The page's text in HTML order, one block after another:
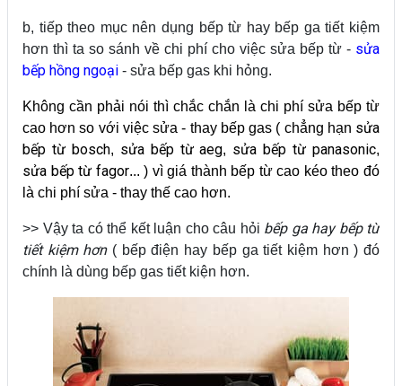
b, tiếp theo mục nên dụng bếp từ hay bếp ga tiết kiệm
hơn thì ta so sánh về chi phí cho việc sửa bếp từ - sửa
bếp hồng ngoại - sửa bếp gas khi hỏng.
Không cần phải nói thì chắc chắn là chi phí sửa bếp từ
cao hơn so với việc sửa - thay bếp gas ( chẳng hạn sửa
bếp từ bosch, sửa bếp từ aeg, sửa bếp từ panasonic,
sửa bếp từ fagor... ) vì giá thành bếp từ cao kéo theo đó
là chi phí sửa - thay thế cao hơn.
>> Vậy ta có thể kết luận cho câu hỏi bếp ga hay bếp từ
tiết kiệm hơn( bếp điện hay bếp ga tiết kiệm hơn ) đó
chính là dùng bếp gas tiết kiện hơn.